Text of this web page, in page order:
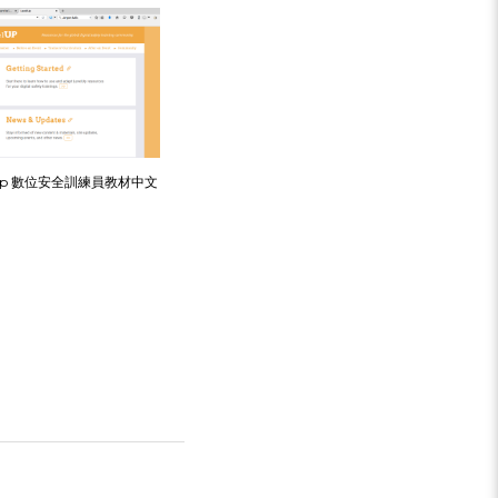
數位安全訓練員教材中文